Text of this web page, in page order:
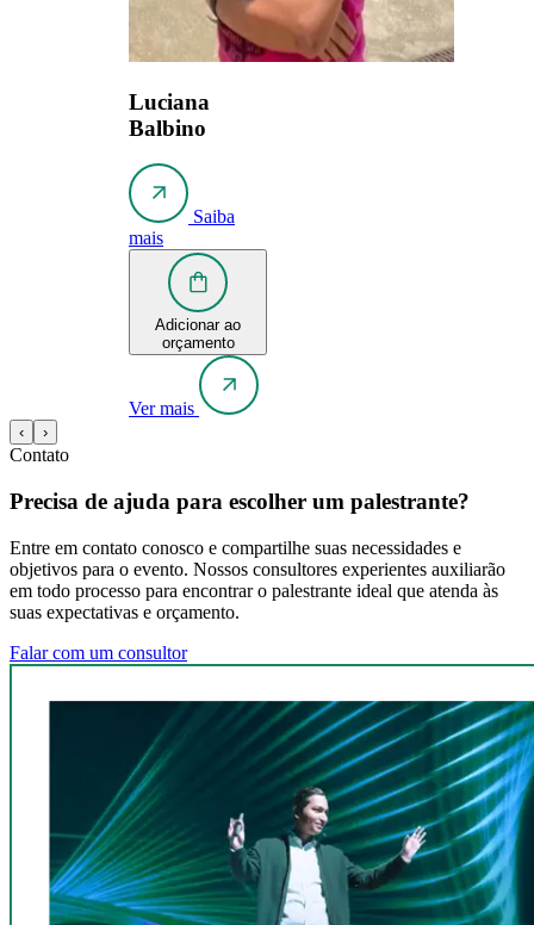
Luciana
Balbino
Saiba
mais
Adicionar ao
orçamento
Ver mais
‹ ›
Contato
Precisa de ajuda para escolher um palestrante?
Entre em contato conosco e compartilhe suas necessidades e
objetivos para o evento. Nossos consultores experientes auxiliarão
em todo processo para encontrar o palestrante ideal que atenda às
suas expectativas e orçamento.
Falar com um consultor